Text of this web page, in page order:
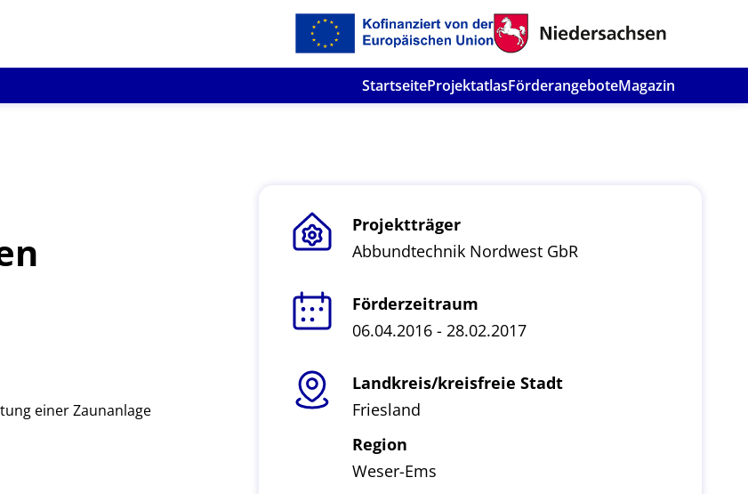
StartseiteProjektatlasFörderangeboteMagazin
einer Zaunanlage
Projektträger
Abbundtechnik Nordwest GbR
Förderzeitraum
06.04.2016 - 28.02.2017
Landkreis/kreisfreie Stadt
Friesland
Region
Weser-Ems